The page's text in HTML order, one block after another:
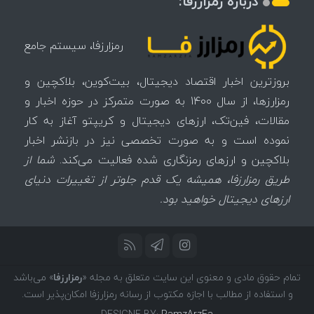
رمزارزفا، سیستم جامع
بروزترین اخبار اقتصاد دیجیتال، بیت‌کوین، بلاکچین و
رمزارزها، از سال 1400 به صورت متمرکز در حوزه اخبار و
مقالات، فین‌تک، ارزهای‌ دیجیتال و کریپتو آغاز به کار
نموده است و به صورت تخصصی نیز در بازنشر اخبار
بلاکچین و ارزهای رمزنگاری شده فعالیت می‌کند.شما از
طریق رمزارزفا، همیشه یک قدم جلوتر از تغییرات دنیای
ارزهای دیجیتال خواهید بود.
تمام حقوق مادی و معنوی این سایت متعلق به مجله «رمزارزفا» می‌باشد
و استفاده از مطالب با اجازه مکتوب از رسانه رمزارزفا امکان‌پذیر است.